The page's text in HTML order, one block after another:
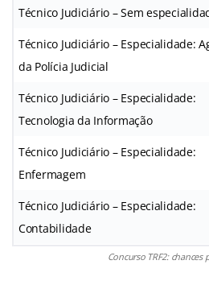
Técnico Judiciário – Sem
Técnico Judiciário – Especialidade:
da Polícia Judicial
Técnico Judiciário – Especialidade:
Tecnologia da Informação
Técnico Judiciário – Especialidade:
Enfermagem
Técnico Judiciário – Especialidade:
Contabilidade
Concurso TRF2: chances